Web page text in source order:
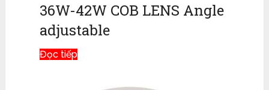
36W-42W COB LENS Angle
adjustable
Đọc tiếp